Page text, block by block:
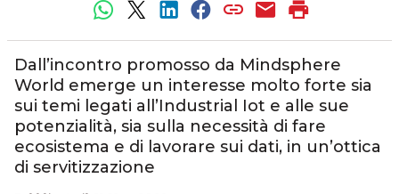
Dall’incontro promosso da Mindsphere
World emerge un interesse molto forte sia
sui temi legati all’Industrial Iot e alle sue
potenzialità, sia sulla necessità di fare
ecosistema e di lavorare sui dati, in un’ottica
di servitizzazione